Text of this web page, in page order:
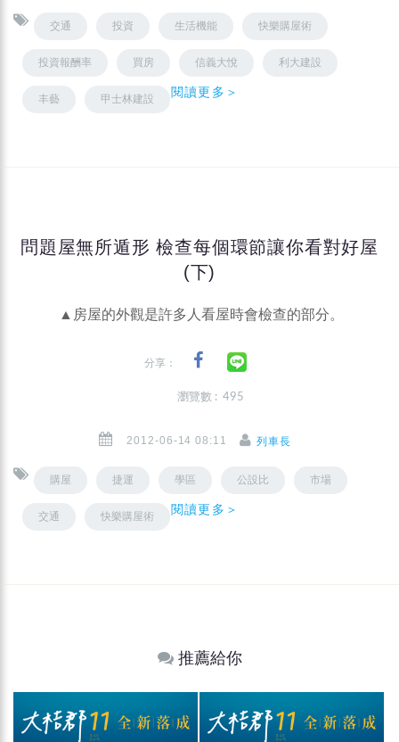
交通 投資 生活機能 快樂購屋術
投資報酬率 買房 信義大悅 利大建設
丰藝 甲士林建設 閱讀更多＞
問題屋無所遁形 檢查每個環節讓你看對好屋
(下)
▲房屋的外觀是許多人看屋時會檢查的部分。
分享：
瀏覽數 : 495
2012-06-14 08:11 列車長
購屋 捷運 學區 公設比 市場
交通 快樂購屋術 閱讀更多＞
推薦給你